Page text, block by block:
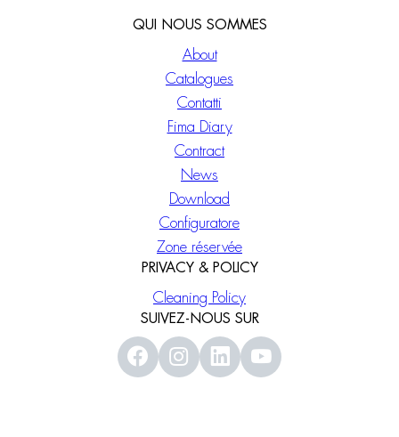
QUI NOUS SOMMES
About
Catalogues
Contatti
Fima Diary
Contract
News
Download
Configuratore
Zone réservée
PRIVACY & POLICY
Cleaning Policy
SUIVEZ-NOUS SUR